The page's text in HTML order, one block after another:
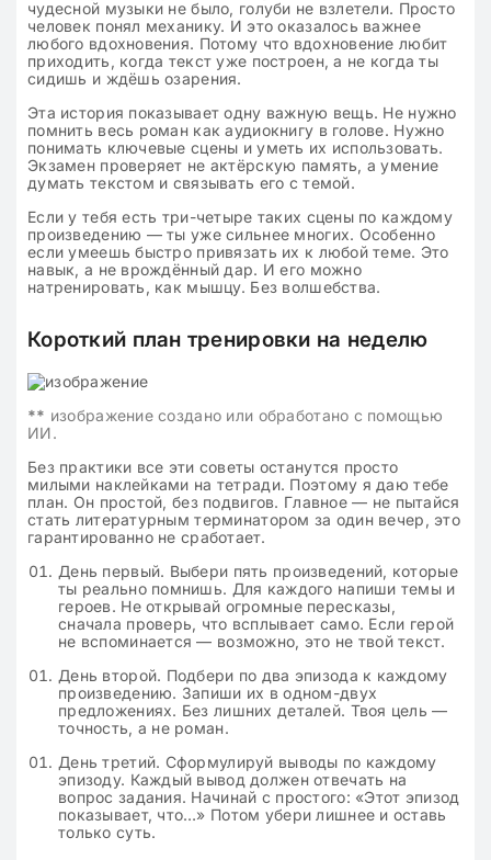
чудесной музыки не было, голуби не взлетели. Просто
человек понял механику. И это оказалось важнее
любого вдохновения. Потому что вдохновение любит
приходить, когда текст уже построен, а не когда ты
сидишь и ждёшь озарения.
Эта история показывает одну важную вещь. Не нужно
помнить весь роман как аудиокнигу в голове. Нужно
понимать ключевые сцены и уметь их использовать.
Экзамен проверяет не актёрскую память, а умение
думать текстом и связывать его с темой.
Если у тебя есть три-четыре таких сцены по каждому
произведению — ты уже сильнее многих. Особенно
если умеешь быстро привязать их к любой теме. Это
навык, а не врождённый дар. И его можно
натренировать, как мышцу. Без волшебства.
Короткий план тренировки на неделю
** изображение создано или обработано с помощью
ИИ.
Без практики все эти советы останутся просто
милыми наклейками на тетради. Поэтому я даю тебе
план. Он простой, без подвигов. Главное — не пытайся
стать литературным терминатором за один вечер, это
гарантированно не сработает.
День первый. Выбери пять произведений, которые
ты реально помнишь. Для каждого напиши темы и
героев. Не открывай огромные пересказы,
сначала проверь, что всплывает само. Если герой
не вспоминается — возможно, это не твой текст.
День второй. Подбери по два эпизода к каждому
произведению. Запиши их в одном-двух
предложениях. Без лишних деталей. Твоя цель —
точность, а не роман.
День третий. Сформулируй выводы по каждому
эпизоду. Каждый вывод должен отвечать на
вопрос задания. Начинай с простого: «Этот эпизод
показывает, что…» Потом убери лишнее и оставь
только суть.